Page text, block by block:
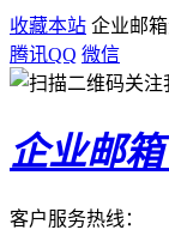
收藏本站 企业邮
腾讯QQ 微信
企业邮
客户服务热线：